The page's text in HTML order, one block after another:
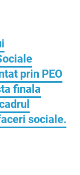
prin PEO
finala
sociale.